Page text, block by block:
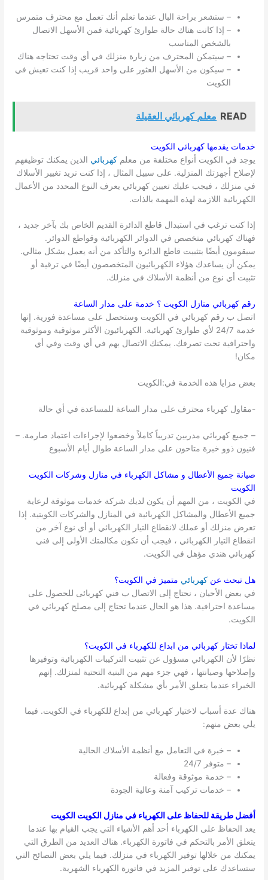
– ستشعر براحة البال عندما تعلم أنك تعمل مع محترف متمرس
– إذا كانت هناك حالة طوارئ كهربائية فمن الأسهل الاتصال
بالشخص المناسب
– سيتمكن المحترف من زيارة منزلك في أي وقت تحتاجه هناك
– سيكون من الأسهل العثور على واحد قريب إذا كنت تعيش في
الكويت
READ معلم كهربائي العقيلة
خدمات يقدمها كهربائي الكويت
يوجد في الكويت أنواع مختلفة من معلمكهربائي الذين يمكنك توظيفهم
لإصلاح أجهزتك المنزلية. على سبيل المثال ، إذا كنت تريد تغيير الأسلاك
في منزلك ، فيجب عليك تعيين كهربائي يعرف النوع المحدد من الأعمال
الكهربائية اللازمة لهذه المهمة بالذات.
إذا كنت ترغب في استبدال قاطع الدائرة القديم الخاص بك بآخر جديد ،
فهناك كهربائي متخصص في الدوائر الكهربائية وقواطع الدوائر.
سيقومون أيضًا بتثبيت قاطع الدائرة والتأكد من أنه يعمل بشكل مثالي.
يمكن أن يساعدك هؤلاء الكهربائيون المتخصصون أيضًا في ترقية أو
تثبيت أي نوع من أنظمة الأسلاك في منزلك.
رقم كهربائي منازل الكويت ؟ خدمة على مدار الساعة
اتصل ب رقم كهربائي في الكويت وستحصل على مساعدة فورية. إنها
خدمة 24/7 لأي طوارئ كهربائية. الكهربائيون الأكثر موثوقية وموثوقية
واحترافية تحت تصرفك. يمكنك الاتصال بهم في أي وقت وفي أي
مكان!
بعض مزايا هذه الخدمة في:الكويت
-مقاول كهرباء محترف على مدار الساعة للمساعدة في أي حالة
– جميع كهربائي مدربين تدريباً كاملاً وخضعوا لإجراءات اعتماد صارمة. –
فنيون ذوو خبرة متاحون على مدار الساعة طوال أيام الأسبوع
صيانة جميع الأعطال و مشاكل الكهرباء في منازل وشركات الكويت
الكويت
في الكويت ، من المهم أن يكون لديك شركة خدمات موثوقة لرعاية
جميع الأعطال والمشاكل الكهربائية في المنازل والشركات الكويتية. إذا
تعرض منزلك أو عملك لانقطاع التيار الكهربائي أو أي نوع آخر من
انقطاع التيار الكهربائي ، فيجب أن تكون مكالمتك الأولى إلى فني
كهربائي هندي مؤهل في الكويت.
هل تبحث عنكهربائي متميز في الكويت؟
في بعض الأحيان ، نحتاج إلى الاتصال ب فني كهربائى للحصول على
مساعدة احترافية. هذا هو الحال عندما تحتاج إلى مصلح كهربائي في
الكويت.
لماذا تختار كهربائي من ابداع للكهرباء في الكويت؟
نظرًا لأن الكهربائي مسؤول عن تثبيت التركيبات الكهربائية وتوفيرها
وإصلاحها وصيانتها ، فهي جزء مهم من البنية التحتية لمنزلك. إنهم
الخبراء عندما يتعلق الأمر بأي مشكلة كهربائية.
هناك عدة أسباب لاختيار كهربائي من إبداع للكهرباء في الكويت. فيما
يلي بعض منهم:
– خبرة في التعامل مع أنظمة الأسلاك الحالية
– متوفر 24/7
– خدمة موثوقة وفعالة
– خدمات تركيب آمنة وعالية الجودة
أفضل طريقة للحفاظ على الكهرباء في منازل الكويت الكويت
يعد الحفاظ على الكهرباء أحد أهم الأشياء التي يجب القيام بها عندما
يتعلق الأمر بالتحكم في فاتورة الكهرباء. هناك العديد من الطرق التي
يمكنك من خلالها توفير الكهرباء في منزلك. فيما يلي بعض النصائح التي
ستساعدك على توفير المزيد في فاتورة الكهرباء الشهرية.